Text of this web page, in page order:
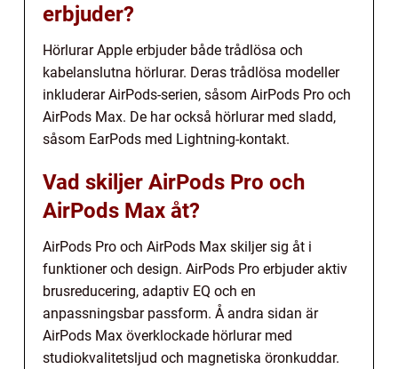
erbjuder?
Hörlurar Apple erbjuder både trådlösa och
kabelanslutna hörlurar. Deras trådlösa modeller
inkluderar AirPods-serien, såsom AirPods Pro och
AirPods Max. De har också hörlurar med sladd,
såsom EarPods med Lightning-kontakt.
Vad skiljer AirPods Pro och
AirPods Max åt?
AirPods Pro och AirPods Max skiljer sig åt i
funktioner och design. AirPods Pro erbjuder aktiv
brusreducering, adaptiv EQ och en
anpassningsbar passform. Å andra sidan är
AirPods Max överklockade hörlurar med
studiokvalitetsljud och magnetiska öronkuddar.